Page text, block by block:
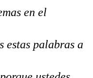
en el
estas palabras a